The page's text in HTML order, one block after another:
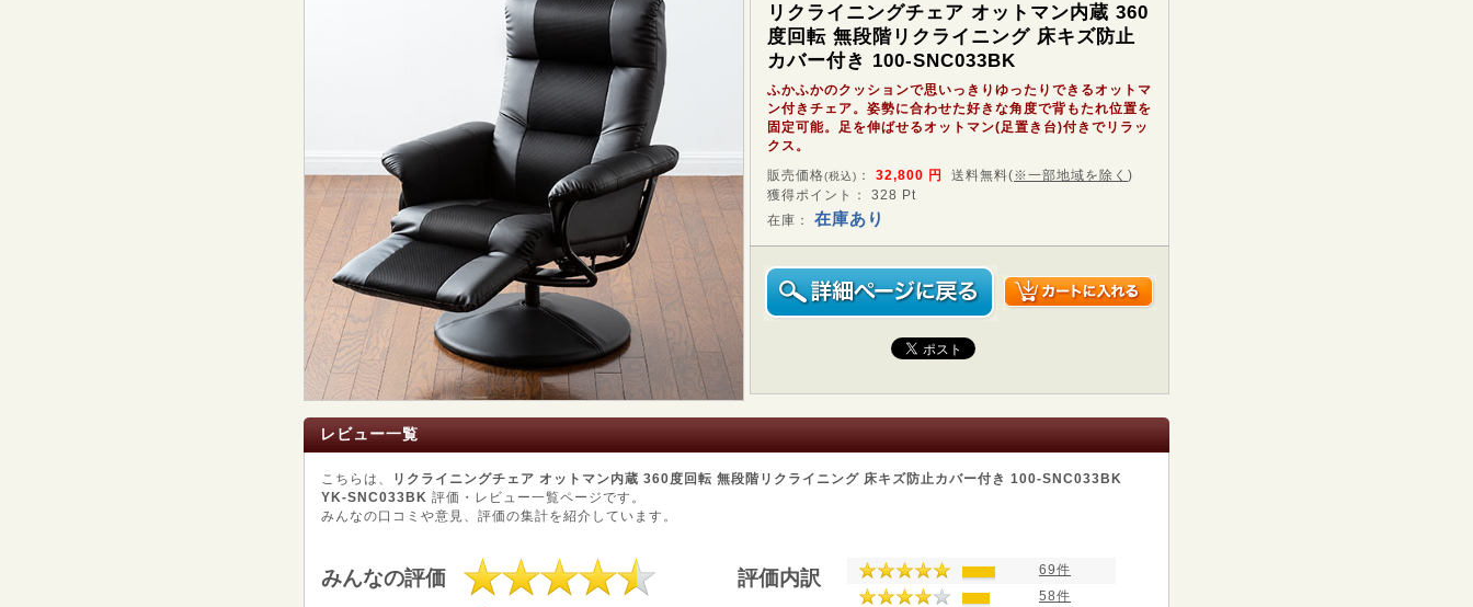
リクライニングチェア オットマン内蔵 360
度回転 無段階リクライニング 床キズ防止
カバー付き 100-SNC033BK
ふかふかのクッションで思いっきりゆったりできるオットマ
ン付きチェア。姿勢に合わせた好きな角度で背もたれ位置を
固定可能。足を伸ばせるオットマン(足置き台)付きでリラッ
クス。
販売価格(税込) ： 32,800 円 送料無料(※一部地域を除く )
獲得ポイント： 328 Pt
在庫： 在庫あり
レビュー一覧
こちらは、
リクライニングチェア オットマン内蔵 360度回転 無段階リクライニング 床キズ防止カバー付き 100-SNC033BK
YK-SNC033BK 評価・レビュー一覧ページです。
みんなの口コミや意見、評価の集計を紹介しています。
みんなの評価 評価内訳
69件
58件